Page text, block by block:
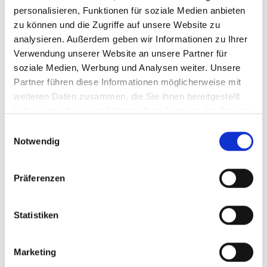
personalisieren, Funktionen für soziale Medien anbieten
zu können und die Zugriffe auf unsere Website zu
analysieren. Außerdem geben wir Informationen zu Ihrer
Verwendung unserer Website an unsere Partner für
soziale Medien, Werbung und Analysen weiter. Unsere
Partner führen diese Informationen möglicherweise mit
weiteren Daten zusammen, die Sie ihnen bereitgestellt
Notwendig
Präferenzen
Statistiken
Marketing
Dr. Simone
Roscher
+49 302 64727051
schreiben
schreiben